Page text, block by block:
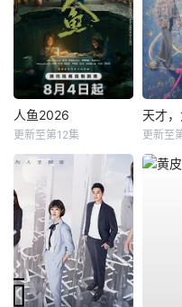
人鱼2026
更新至第12集
天才
更新至